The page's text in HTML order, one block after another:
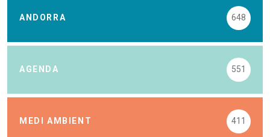
ANDORRA 648
AGENDA 551
MEDI AMBIENT 411